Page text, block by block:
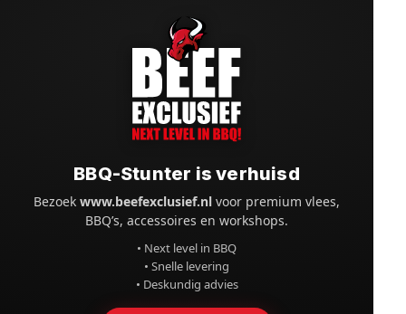
BBQ-Stunter is verhuisd
Bezoekwww.beefexclusief.nl voor premium vlees,
BBQ’s, accessoires en workshops.
• Next level in BBQ
• Snelle levering
• Deskundig advies